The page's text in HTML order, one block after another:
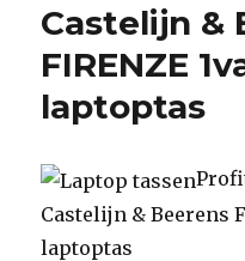
Castelijn &
FIRENZE
laptoptas
Castelijn & Beerens
laptoptas